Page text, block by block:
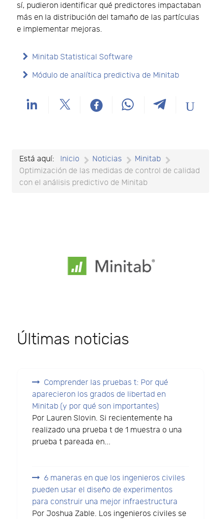
sí, pudieron identificar qué predictores impactaban
más en la distribución del tamaño de las partículas
e implementar mejoras.
Minitab Statistical Software
Módulo de analítica predictiva de Minitab
Está aquí: Inicio Noticias
Minitab
Optimización de las medidas de control de calidad
con el análisis predictivo de Minitab
Últimas noticias
Comprender las pruebas t: Por qué
aparecieron los grados de libertad en
Minitab (y por qué son importantes)
Por Lauren Slovin. Si recientemente ha
realizado una prueba t de 1 muestra o una
prueba t pareada en...
6 maneras en que los ingenieros civiles
pueden usar el diseño de experimentos
para construir una mejor infraestructura
Por Joshua Zable. Los ingenieros civiles se